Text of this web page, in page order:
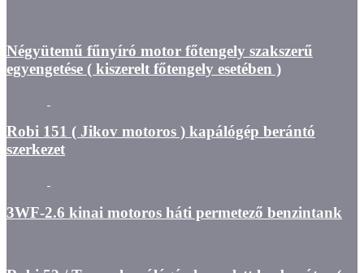
Négyütemű fűnyíró motor főtengely szakszerű
egyengetése ( kiszerelt főtengely esetében )
Robi 151 ( Jikov motoros ) kapálógép berántó
szerkezet
3WF-2.6 kinai motoros háti permetező benzintank